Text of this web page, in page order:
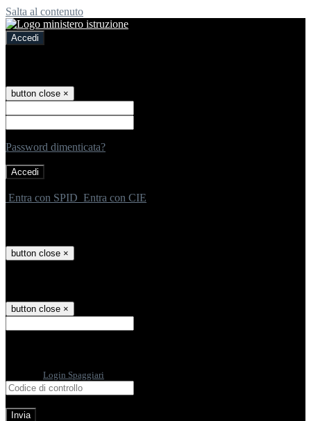
Salta al contenuto
Accedi
button close ×
Password dimenticata?
Entra con SPID Entra con CIE
button close ×
button close ×
Login Spaggiari